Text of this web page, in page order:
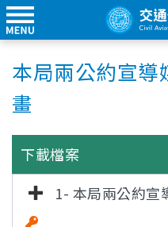
本局兩公約宣導
畫
下載檔案
1- 本局兩公約宣